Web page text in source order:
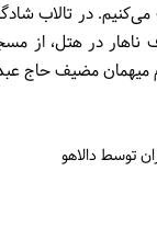
در تالاب
در هتل، از
مضیف حاج
توسط دالاهو